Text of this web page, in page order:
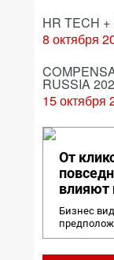
HR TECH
8 октября
RUSSIA
15 октября
От
влияют
Бизнес